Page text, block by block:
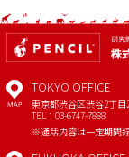
MAP
TOKYO OFFICE
東京都渋谷区渋谷2丁目
TEL：03-6747-7888
※通話内容は一定期間